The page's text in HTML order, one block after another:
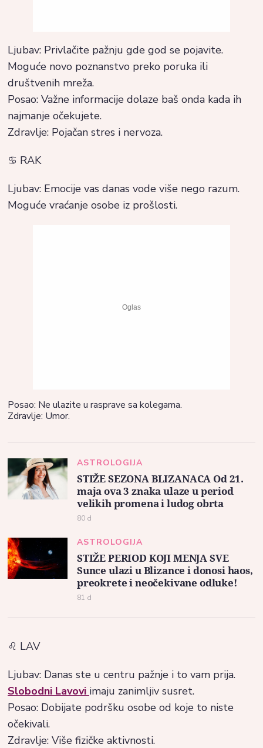
Ljubav: Privlačite pažnju gde god se pojavite.
Moguće novo poznanstvo preko poruka ili
društvenih mreža.
Posao: Važne informacije dolaze baš onda kada ih
najmanje očekujete.
Zdravlje: Pojačan stres i nervoza.
♋ RAK
Ljubav: Emocije vas danas vode više nego razum.
Moguće vraćanje osobe iz prošlosti.
Posao: Ne ulazite u rasprave sa kolegama.
Zdravlje: Umor.
ASTROLOGIJA
STIŽE SEZONA BLIZANACA Od 21.
maja ova 3 znaka ulaze u period
velikih promena i ludog obrta
80 d
ASTROLOGIJA
STIŽE PERIOD KOJI MENJA SVE
Sunce ulazi u Blizance i donosi haos,
preokrete i neočekivane odluke!
81 d
♌ LAV
Ljubav: Danas ste u centru pažnje i to vam prija.
Slobodni Lavovi imaju zanimljiv susret.
Posao: Dobijate podršku osobe od koje to niste
očekivali.
Zdravlje: Više fizičke aktivnosti.